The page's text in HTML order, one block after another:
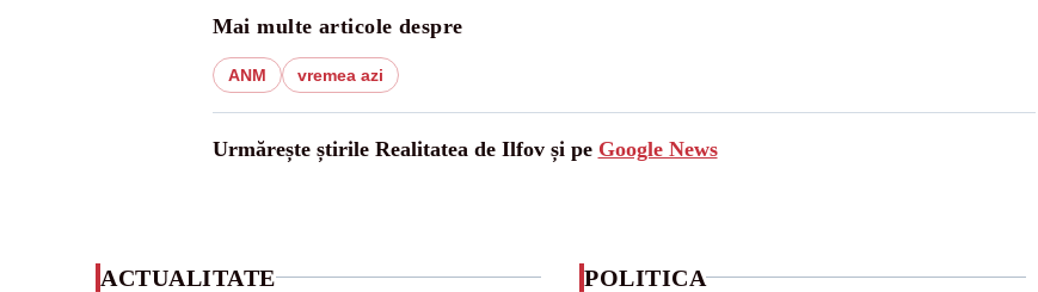
Mai multe articole despre
ANM vremea azi
Urmărește știrile Realitatea de Ilfov și pe Google News
ACTUALITATE POLITICA